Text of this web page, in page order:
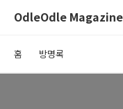
OdleOdle Magazine
홈 방명록